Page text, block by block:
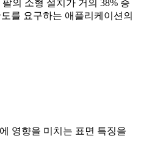
의 소형 설치가 거의 38% 증
를 요구하는 애플리케이션의
영향을 미치는 표면 특징을